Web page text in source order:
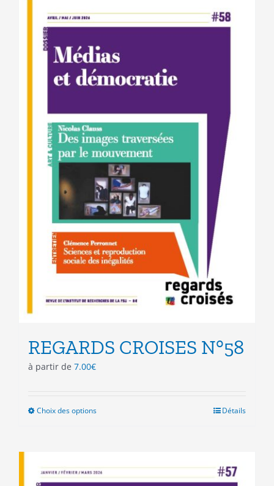
REGARDS CROISES N°58
à partir de 7.00€
Choix des optionsCe
variations.
Détails